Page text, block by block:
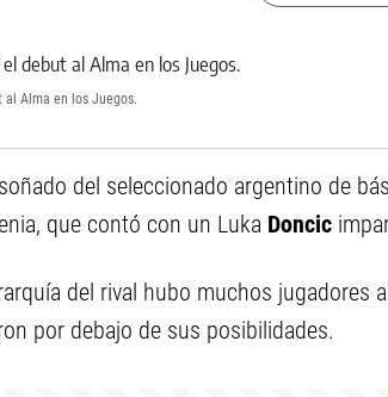
Alma en los Juegos.
del seleccionado argentino de
que contó con un Luka Doncic
del rival hubo muchos jugadores
por debajo de sus posibilidades.